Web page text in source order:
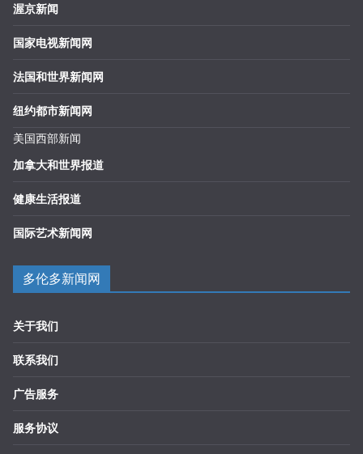
渥京新闻
国家电视新闻网
法国和世界新闻网
纽约都市新闻网
美国西部新闻
加拿大和世界报道
健康生活报道
国际艺术新闻网
多伦多新闻网
关于我们
联系我们
广告服务
服务协议